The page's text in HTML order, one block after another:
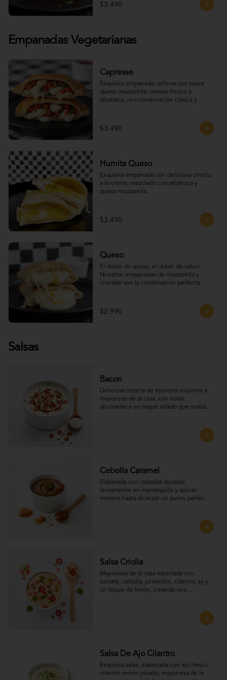
$3.490
Empanadas Vegetarianas
Capresse
Exquisita empanada, rellena con suave
queso mozzarella, tomate fresco y
albahaca, una combinación clásica y
$3.490
Humita Queso
Exquisita empanada con delicioso choclo
a la crema, mezclado con albahaca y
queso mozzarella.
$3.490
Queso
El doble de queso, el doble de sabor;
Nuestras empanadas de mozzarella y
cheddar son la combinación perfecta.
$2.990
Salsas
Bacon
Deliciosa mezcla de tocineta crujiente y
mayonesa de la casa, con notas
ahumadas y un toque salado que realza
Cebolla Caramel
Elaborada con cebollas doradas
lentamente en mantequilla y azúcar
morena hasta alcanzar un punto perfecto
Salsa Criolla
Mayonesa de la casa mezclada con
tomate, cebolla, pimentón, cilantro, ají y
un toque de limón, creando una
Salsa De Ajo Cilantro
Exquisita salsa, elaborada con ajo fresco,
cilantro recién picado, mayonesa de la